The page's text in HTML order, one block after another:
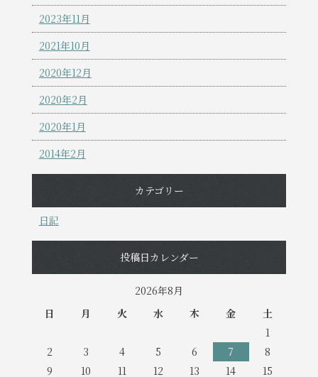
2023年11月
2021年10月
2020年12月
2020年2月
2020年1月
2014年2月
カテゴリー
日記
投稿日カレンダー
2026年8月
日
月 火 水 木 金
土
1
2
3 4 5 6 7
8
9
10 11 12 13 14 15